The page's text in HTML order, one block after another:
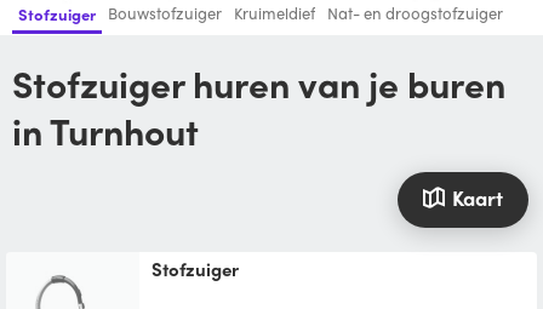
Stofzuiger Bouwstofzuiger Kruimeldief Nat- en droogstofzuiger
Stofzuiger huren van je buren
in Turnhout
Kaart
Stofzuiger